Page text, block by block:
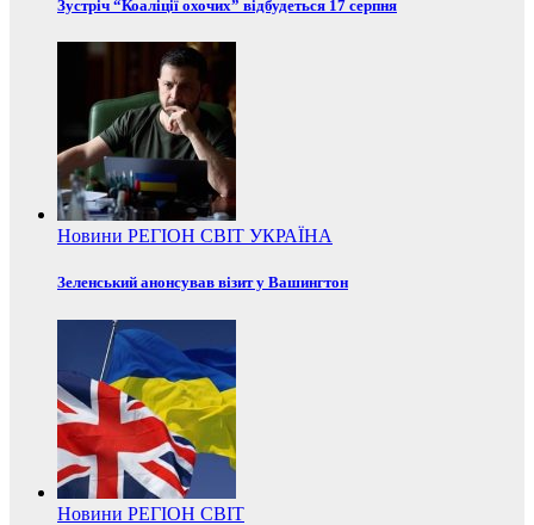
Зустріч “Коаліції охочих” відбудеться 17 серпня
Новини РЕГІОН СВІТ УКРАЇНА
Зеленський анонсував візит у Вашингтон
Новини РЕГІОН СВІТ